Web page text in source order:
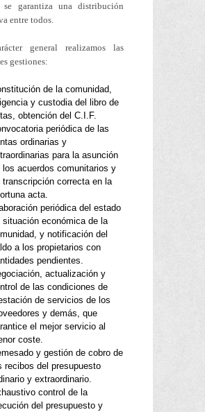
se garantiza una distribución
entre todos.
general realizamos las
gestiones:
de la comunidad,
y custodia del libro de
obtención del C.I.F.
periódica de las
ordinarias y
para la asunción
los acuerdos comunitarios y
transcripción correcta en la
acta.
periódica del estado
situación económica de la
y notificación del
a los propietarios con
pendientes.
actualización y
de las condiciones de
de servicios de los
y demás, que
el mejor servicio al
coste.
y gestión de cobro de
recibos del presupuesto
y extraordinario.
control de la
del presupuesto y